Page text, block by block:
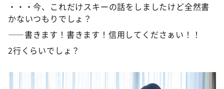
・・・今、これだけスキーの話をしましたけど全然書
かないつもりでしょ？
――書きます！書きます！信用してくださぁい！！
2行くらいでしょ？